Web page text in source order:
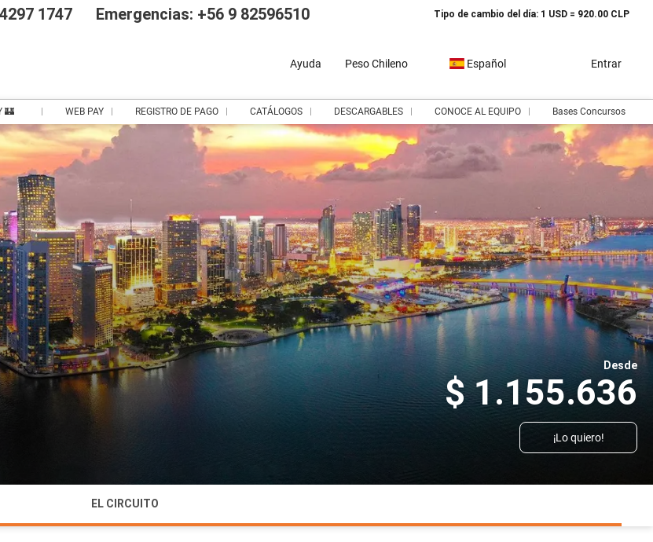
1747 Emergencias: +56 9 82596510 Tipo de cambio del día: 1 USD = 920.00 CLP
Ayuda Peso Chileno Español Entrar
🏰 WEB PAY REGISTRO DE PAGO CATÁLOGOS DESCARGABLES CONOCE AL EQUIPO Bases Concursos
Desde
$ 1.155.636
¡Lo quiero!
EL CIRCUITO